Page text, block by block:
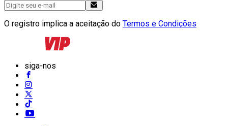
O registro implica a aceitação do Termos e Condições
siga-nos